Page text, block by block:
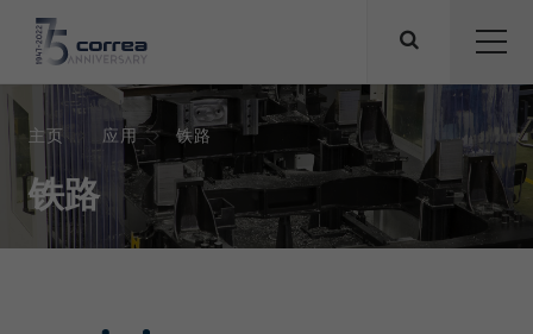
主页 应用 铁路
铁路